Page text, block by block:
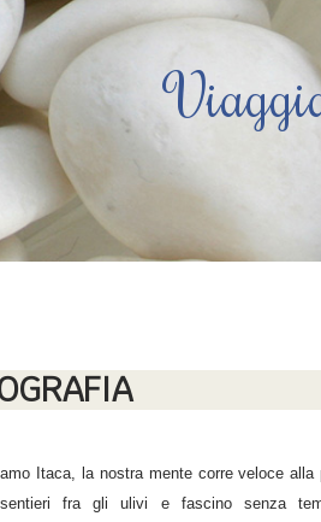
Itaca, la nostra mente corre veloce
fra gli ulivi e fascino senza